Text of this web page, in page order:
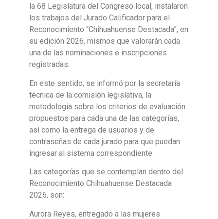
la 68 Legislatura del Congreso local, instalaron
los trabajos del Jurado Calificador para el
Reconocimiento “Chihuahuense Destacada”, en
su edición 2026, mismos que valorarán cada
una de las nominaciones e inscripciones
registradas.
En este sentido, se informó por la secretaría
técnica de la comisión legislativa, la
metodología sobre los criterios de evaluación
propuestos para cada una de las categorías,
así como la entrega de usuarios y de
contraseñas de cada jurado para que puedan
ingresar al sistema correspondiente.
Las categorías que se contemplan dentro del
Reconocimiento Chihuahuense Destacada
2026, son:
Aurora Reyes, entregado a las mujeres